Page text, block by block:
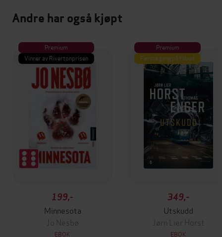
Andre har også kjøpt
Premium
Vinner av Rivertonprisen
199,-
Minnesota
Jo Nesbø
EBOK
Premium
Første gang på tilbud
349,-
Utskudd
Jørn Lier Horst
EBOK